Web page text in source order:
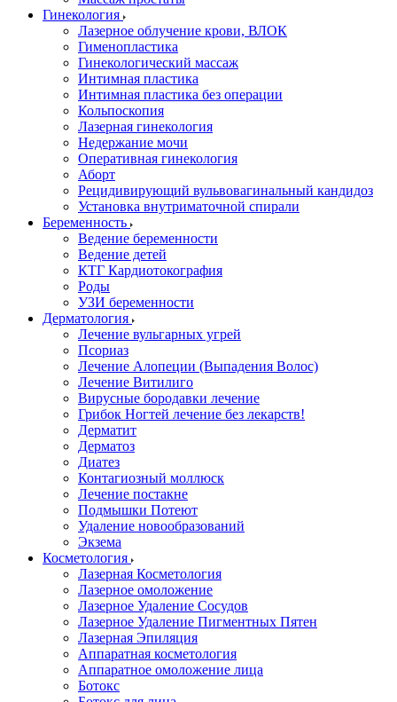
Гинекология
Лазерное облучение крови, ВЛОК
Гименопластика
Гинекологический массаж
Интимная пластика
Интимная пластика без операции
Кольпоскопия
Лазерная гинекология
Недержание мочи
Оперативная гинекология
Аборт
Рецидивирующий вульвовагинальный кандидоз
Установка внутриматочной спирали
Беременность
Ведение беременности
Ведение детей
КТГ Кардиотокография
Роды
УЗИ беременности
Дерматология
Лечение вульгарных угрей
Псориаз
Лечение Алопеции (Выпадения Волос)
Лечение Витилиго
Вирусные бородавки лечение
Грибок Ногтей лечение без лекарств!
Дерматит
Дерматоз
Диатез
Контагиозный моллюск
Лечение постакне
Подмышки Потеют
Удаление новообразований
Экзема
Косметология
Лазерная Косметология
Лазерное омоложение
Лазерное Удаление Сосудов
Лазерное Удаление Пигментных Пятен
Лазерная Эпиляция
Аппаратная косметология
Аппаратное омоложение лица
Ботокс